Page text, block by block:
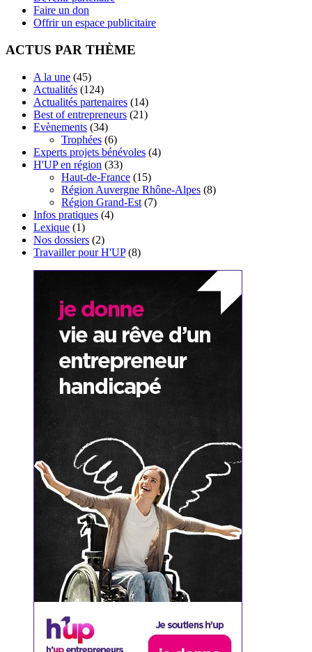
Faire un don
Offrir un espace publicitaire
ACTUS PAR THÈME
A la une (45)
Actualités (124)
Actualités partenaires (14)
Best of entrepreneurs (21)
Evènements (34)
Trophées (6)
Experts projets bénévoles (4)
H'UP en région (33)
Haut-de-France (15)
Région Auvergne Rhône-Alpes (8)
Région Grand-Est (7)
Infos pratiques (4)
Lexique (1)
Nos dossiers (2)
Travailler pour H'UP(8)